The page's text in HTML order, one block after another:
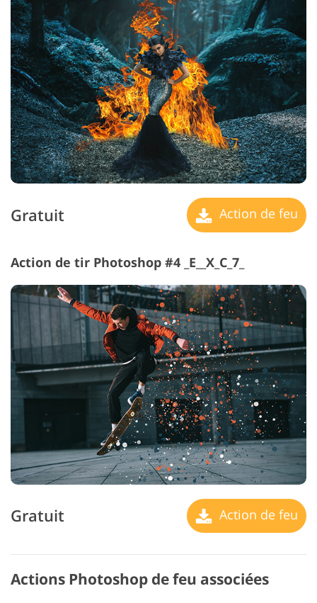
Gratuit Action de feu
Action de tir Photoshop #4 _E__X_C_7_
Gratuit Action de feu
Actions Photoshop de feu associées